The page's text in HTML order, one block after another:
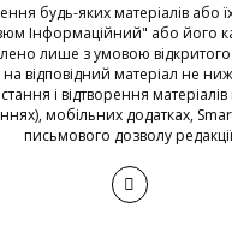
будь-яких матеріалів або
Інформаційний" або його
лише з умовою
відповідний матеріал не
і відтворення
мобільних додатках,
письмового дозволу